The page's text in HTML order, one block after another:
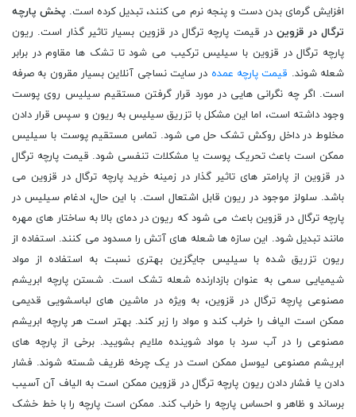
افزایش گرمای بدن دست و پنجه نرم می ‌کنند، تبدیل کرده است. پخش پارچه
ترگال در قزویندر قیمت پارچه ترگال در قزوین بسیار تاثیر گذار است. ریون
پارچه ترگال در قزوین با سیلیس ترکیب می شود تا تشک ها مقاوم در برابر
شعله شوند. قیمت پارچه عمده در سایت نساجی آنلاین بسیار مقرون به صرفه
است. اگر چه نگرانی هایی در مورد قرار گرفتن مستقیم سیلیس روی پوست
وجود داشته است، اما این مشکل با تزریق سیلیس به ریون و سپس قرار دادن
مخلوط در داخل روکش تشک حل می شود. تماس مستقیم پوست با سیلیس
ممکن است باعث تحریک پوست یا مشکلات تنفسی شود. قیمت پارچه ترگال
در قزوین از پارامتر های تاثیر گذار در زمینه خرید پارچه ترگال در قزوین می
باشد. سلولز موجود در ریون قابل اشتعال است. با این حال، ادغام سیلیس در
پارچه ترگال در قزوین باعث می شود که ریون در دمای بالا به ساختار های مهره
مانند تبدیل شود. این سازه ها شعله های آتش را مسدود می کنند. استفاده از
ریون تزریق شده با سیلیس جایگزین بهتری نسبت به استفاده از مواد
شیمیایی سمی به عنوان بازدارنده شعله تشک است. شستن پارچه ابریشم
مصنوعی پارچه ترگال در قزوین، به ویژه در ماشین های لباسشویی قدیمی
ممکن است الیاف را خراب کند و مواد را زبر کند. بهتر است هر پارچه ابریشم
مصنوعی را در آب سرد با مواد شوینده ملایم بشویید. برخی از پارچه ‌های
ابریشم مصنوعی لیوسل ممکن است در یک چرخه ظریف شسته شوند. فشار
دادن یا فشار دادن ریون پارچه ترگال در قزوین ممکن است به الیاف آن آسیب
برساند و ظاهر و احساس پارچه را خراب کند. ممکن است پارچه را با خط خشک